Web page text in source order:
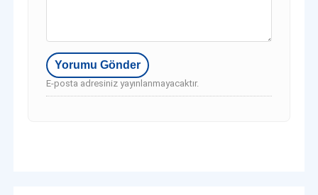
E-posta adresiniz yayınlanmayacaktır.